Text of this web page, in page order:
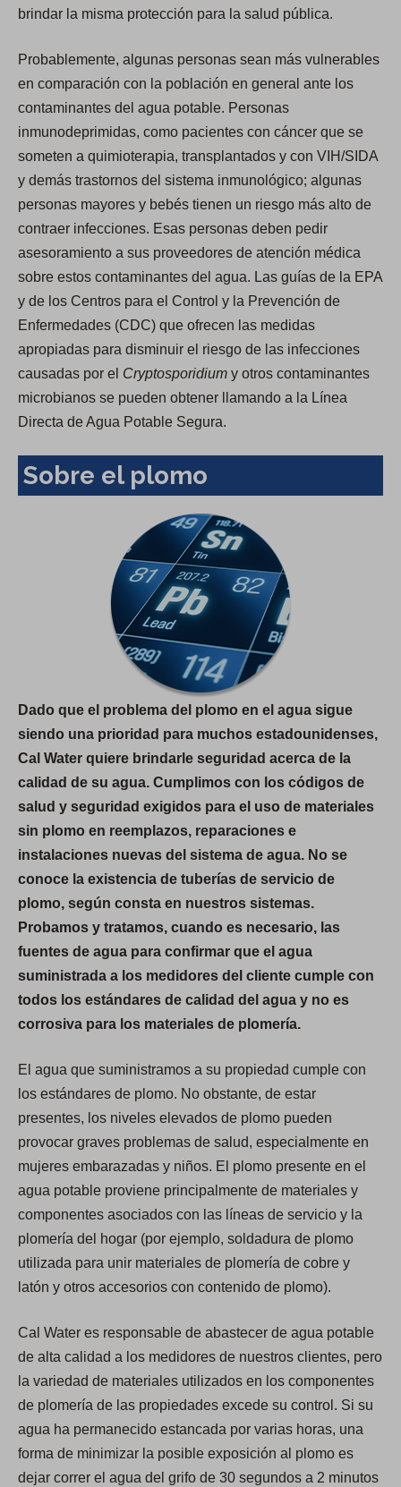
brindar la misma protección para la salud pública.
Probablemente, algunas personas sean más vulnerables
en comparación con la población en general ante los
contaminantes del agua potable. Personas
inmunodeprimidas, como pacientes con cáncer que se
someten a quimioterapia, transplantados y con VIH/SIDA
y demás trastornos del sistema inmunológico; algunas
personas mayores y bebés tienen un riesgo más alto de
contraer infecciones. Esas personas deben pedir
asesoramiento a sus proveedores de atención médica
sobre estos contaminantes del agua. Las guías de la EPA
y de los Centros para el Control y la Prevención de
Enfermedades (CDC) que ofrecen las medidas
apropiadas para disminuir el riesgo de las infecciones
causadas por el Cryptosporidium y otros contaminantes
microbianos se pueden obtener llamando a la Línea
Directa de Agua Potable Segura.
Sobre el plomo
Dado que el problema del plomo en el agua sigue
siendo una prioridad para muchos estadounidenses,
Cal Water quiere brindarle seguridad acerca de la
calidad de su agua. Cumplimos con los códigos de
salud y seguridad exigidos para el uso de materiales
sin plomo en reemplazos, reparaciones e
instalaciones nuevas del sistema de agua. No se
conoce la existencia de tuberías de servicio de
plomo, según consta en nuestros sistemas.
Probamos y tratamos, cuando es necesario, las
fuentes de agua para confirmar que el agua
suministrada a los medidores del cliente cumple con
todos los estándares de calidad del agua y no es
corrosiva para los materiales de plomería.
El agua que suministramos a su propiedad cumple con
los estándares de plomo. No obstante, de estar
presentes, los niveles elevados de plomo pueden
provocar graves problemas de salud, especialmente en
mujeres embarazadas y niños. El plomo presente en el
agua potable proviene principalmente de materiales y
componentes asociados con las líneas de servicio y la
plomería del hogar (por ejemplo, soldadura de plomo
utilizada para unir materiales de plomería de cobre y
latón y otros accesorios con contenido de plomo).
Cal Water es responsable de abastecer de agua potable
de alta calidad a los medidores de nuestros clientes, pero
la variedad de materiales utilizados en los componentes
de plomería de las propiedades excede su control. Si su
agua ha permanecido estancada por varias horas, una
forma de minimizar la posible exposición al plomo es
dejar correr el agua del grifo de 30 segundos a 2 minutos